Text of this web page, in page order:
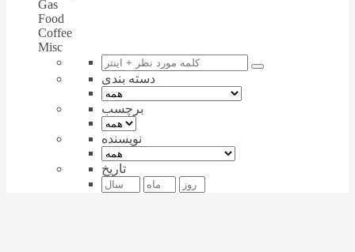
Gas
Food
Coffee
Misc
دسته بندی
برچسب
نویسنده
تاریخ